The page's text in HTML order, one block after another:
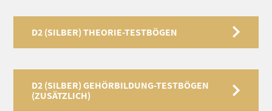
D2 (SILBER) THEORIE-TESTBÖGEN
D2 (SILBER) GEHÖRBILDUNG-TESTBÖGEN
(ZUSÄTZLICH)